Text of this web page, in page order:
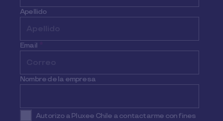
Apellido
Email *
Nombre de la empresa
Autorizo a Pluxee Chile a contactarme con fines